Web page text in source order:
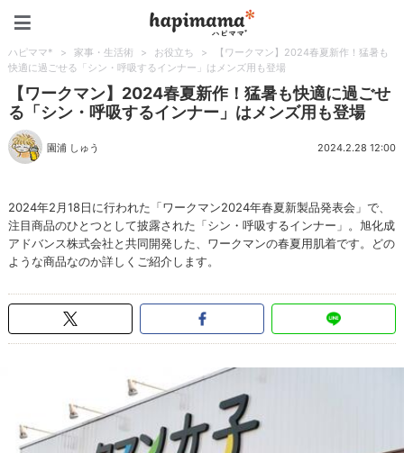
ハピママ* > 家事・生活術 > お役立ち >
【ワークマン】2024春夏新作！猛暑も
快適に過ごせる「シン・呼吸するインナー」はメンズ用も登場
【ワークマン】2024春夏新作！猛暑も快適に過ごせ
る「シン・呼吸するインナー」はメンズ用も登場
園浦 しゅう 2024.2.28 12:00
2024年2月18日に行われた「ワークマン2024年春夏新製品発表会」で、
注目商品のひとつとして披露された「シン・呼吸するインナー」。旭化成
アドバンス株式会社と共同開発した、ワークマンの春夏用肌着です。どの
ような商品なのか詳しくご紹介します。